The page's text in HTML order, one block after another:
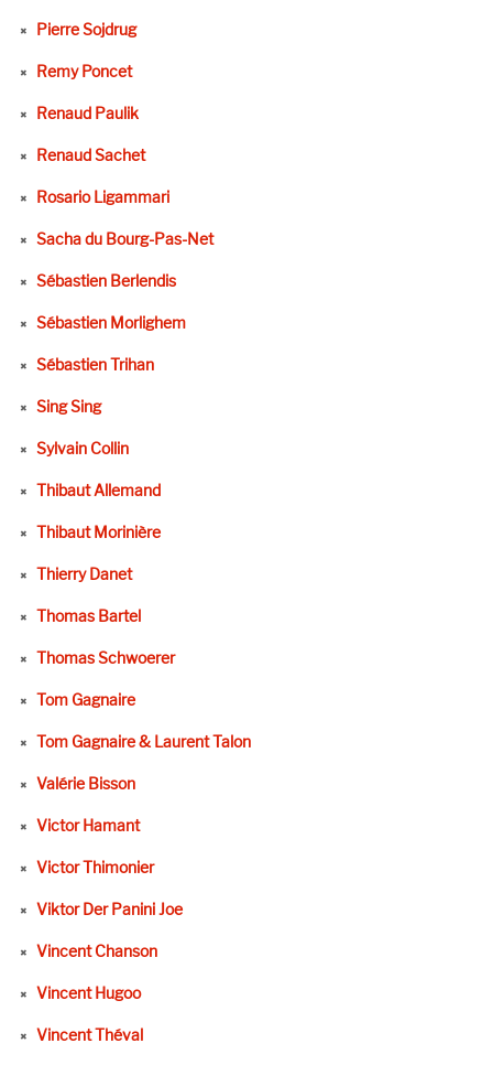
Pierre Sojdrug
Remy Poncet
Renaud Paulik
Renaud Sachet
Rosario Ligammari
Sacha du Bourg-Pas-Net
Sébastien Berlendis
Sébastien Morlighem
Sébastien Trihan
Sing Sing
Sylvain Collin
Thibaut Allemand
Thibaut Morinière
Thierry Danet
Thomas Bartel
Thomas Schwoerer
Tom Gagnaire
Tom Gagnaire & Laurent Talon
Valérie Bisson
Victor Hamant
Victor Thimonier
Viktor Der Panini Joe
Vincent Chanson
Vincent Hugoo
Vincent Théval